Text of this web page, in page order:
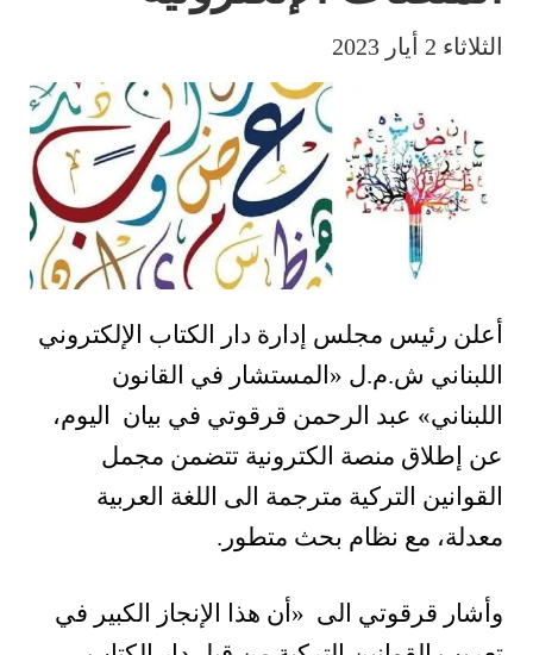
الثلاثاء 2 أيار 2023
أعلن رئيس مجلس إدارة دار الكتاب الإلكتروني
اللبناني ش.م.ل «المستشار في القانون
اللبناني» عبد الرحمن قرقوتي في بيان اليوم،
عن إطلاق منصة الكترونية تتضمن مجمل
القوانين التركية مترجمة الى اللغة العربية
معدلة، مع نظام بحث متطور.
وأشار قرقوتي الى «أن هذا الإنجاز الكبير في